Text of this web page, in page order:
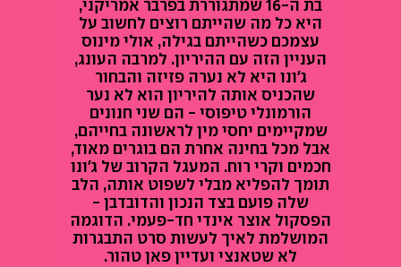
בת ה-16 שמתגוררת בפרבר אמריקני,
היא כל מה שהייתם רוצים לחשוב על
עצמכם כשהייתם בגילה, אולי מינוס
העניין הזה עם ההיריון. למרבה העונג,
ג'ונו היא לא נערה פזיזה והבחור
שהכניס אותה להיריון הוא לא נער
הורמונלי טיפוסי - הם שני חנונים
שמקיימים יחסי מין לראשונה בחייהם,
אבל מכל בחינה אחרת הם בוגרים מאוד,
חכמים וקרי רוח. המעגל הקרוב של ג'ונו
תומך להפליא מבלי לשפוט אותה, הלב
שלה פועם בצד הנכון והדובדבן -
הפסקול אוצר אינדי חד-פעמי. הדוגמה
המושלמת לאיך לעשות סרט התבגרות
לא שטאנצי ועדיין פאן טהור.